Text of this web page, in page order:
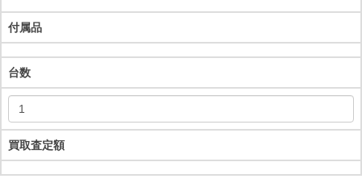
付属品
台数
買取査定額